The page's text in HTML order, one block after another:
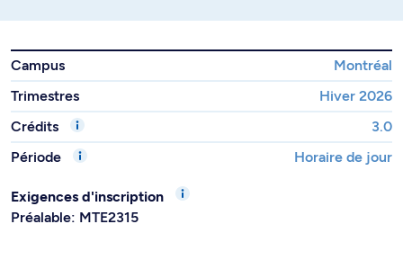
Campus
Montréal
Trimestres
Hiver 2026
Crédits
3.0
Période
Horaire de jour
Exigences d'inscription
Préalable: MTE2315